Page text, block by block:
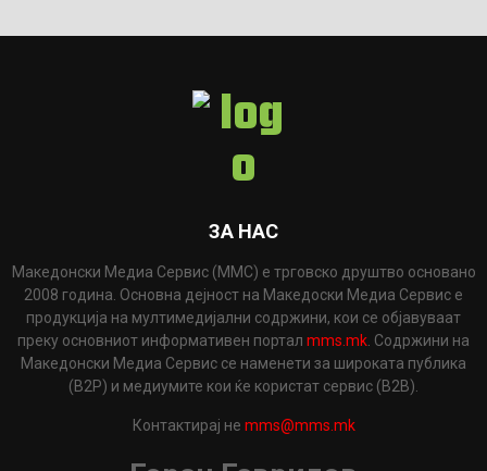
ЗА НАС
Македонски Медиа Сервис (ММС) е трговско друштво основано
2008 година. Основна дејност на Македоски Медиа Сервис е
продукција на мултимедијални содржини, кои се објавуваат
преку основниот информативен портал mms.mk. Содржини на
Македонски Медиа Сервис се наменети за широката публика
(B2P) и медиумите кои ќе користат сервис (B2B).
Контактирај не mms@mms.mk